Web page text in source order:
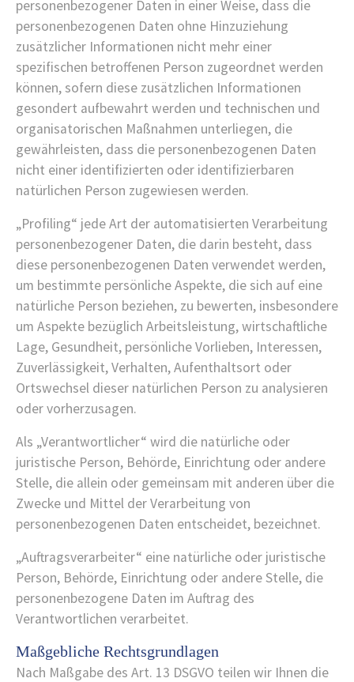
personenbezogener Daten in einer Weise, dass die
personenbezogenen Daten ohne Hinzuziehung
zusätzlicher Informationen nicht mehr einer
spezifischen betroffenen Person zugeordnet werden
können, sofern diese zusätzlichen Informationen
gesondert aufbewahrt werden und technischen und
organisatorischen Maßnahmen unterliegen, die
gewährleisten, dass die personenbezogenen Daten
nicht einer identifizierten oder identifizierbaren
natürlichen Person zugewiesen werden.
„Profiling“ jede Art der automatisierten Verarbeitung
personenbezogener Daten, die darin besteht, dass
diese personenbezogenen Daten verwendet werden,
um bestimmte persönliche Aspekte, die sich auf eine
natürliche Person beziehen, zu bewerten, insbesondere
um Aspekte bezüglich Arbeitsleistung, wirtschaftliche
Lage, Gesundheit, persönliche Vorlieben, Interessen,
Zuverlässigkeit, Verhalten, Aufenthaltsort oder
Ortswechsel dieser natürlichen Person zu analysieren
oder vorherzusagen.
Als „Verantwortlicher“ wird die natürliche oder
juristische Person, Behörde, Einrichtung oder andere
Stelle, die allein oder gemeinsam mit anderen über die
Zwecke und Mittel der Verarbeitung von
personenbezogenen Daten entscheidet, bezeichnet.
„Auftragsverarbeiter“ eine natürliche oder juristische
Person, Behörde, Einrichtung oder andere Stelle, die
personenbezogene Daten im Auftrag des
Verantwortlichen verarbeitet.
Maßgebliche Rechtsgrundlagen
Nach Maßgabe des Art. 13 DSGVO teilen wir Ihnen die